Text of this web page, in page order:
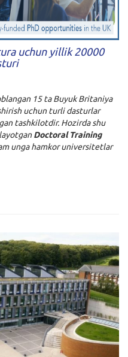
uchun yillik 20000
15 ta Buyuk Britaniya
uchun turli dasturlar
tashkilotdir. Hozirda shu
Doctoral Training
unga hamkor universitetlar